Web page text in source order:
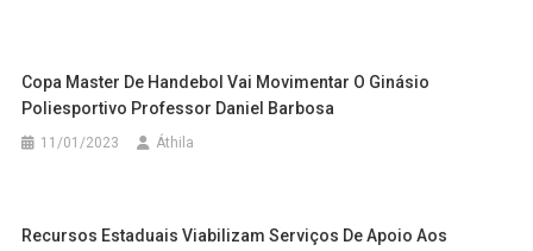
Copa Master De Handebol Vai Movimentar O Ginásio
Poliesportivo Professor Daniel Barbosa
11/01/2023 Áthila
Recursos Estaduais Viabilizam Serviços De Apoio Aos